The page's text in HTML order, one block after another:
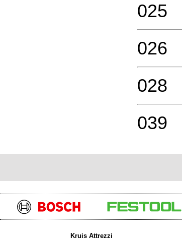
025
026
028
039
Kruis Attrezzi